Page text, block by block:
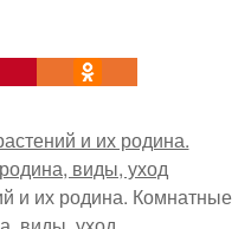
и их родина. Комнатные